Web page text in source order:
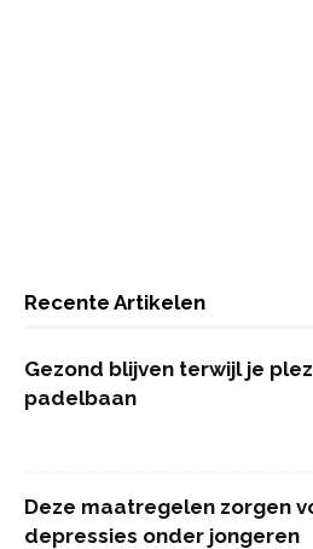
Recente Artikelen
Gezond blijven terwijl je
padelbaan
Deze maatregelen zorgen
depressies onder jongeren